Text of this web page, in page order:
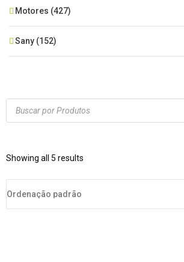
Motores (427)
Sany (152)
Xcmg(425)
Products
search
Showing all 5 results